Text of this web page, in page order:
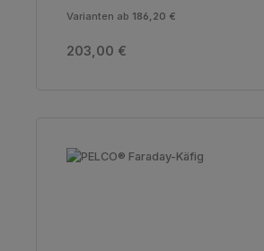
Varianten ab 186,20 €
Regulärer Preis:
203,00 €